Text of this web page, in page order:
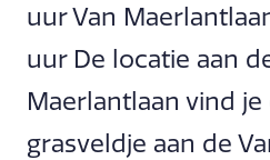
uur Van
uur De locatie aan
Maerlantlaan vind
grasveldje aan de